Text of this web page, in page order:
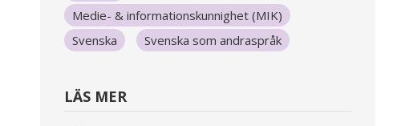
Medie- & informationskunnighet (MIK)
Svenska
Svenska som andraspråk
LÄS MER